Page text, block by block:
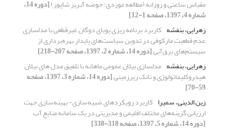
مقیاس ساعتی و روزانه (مطالعه موردی: حوضه آبریز شاپور) [دوره 14،
شماره 4، 1397، صفحه 1-12]
زهرایی، بنفشه کاربرد برنامه‏ ریزی پویای دوگان غیرقطعی با مدلسازی
عدم قطعیت مارکوفی در تدوین سیاست‌های پایدار بهره‌برداری از
سیستم‌‌های برق‌آبی[دوره 14، شماره 2، 1397، صفحه 207-218]
زهرایی، بنفشه مدلسازی بیلان عمومی ماهانه با تلفیق مدل های بیلان
هیدروکلیماتولوژی و تانک زیرزمینی [دوره 14، شماره 3، 1397، صفحه
59-70]
زین الدینی، سمیرا کاربرد رویکردهای شبیه‌سازی- بهینه‌سازی جهت
ارزیابی گزینه‌های مختلف اقلیمی و مدیریتی در یک سامانه منابع آب
[دوره 14، شماره 5، 1397، صفحه 318-338]